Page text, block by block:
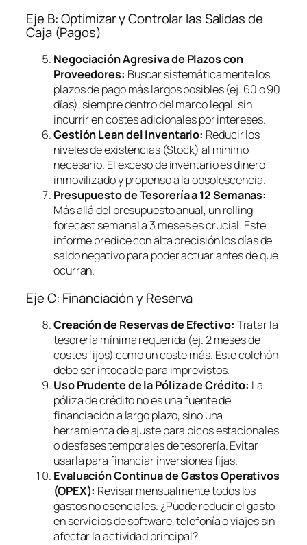
Eje B: Optimizar y Controlar las Salidas de
Caja (Pagos)
Negociación Agresiva de Plazos con
Proveedores: Buscar sistemáticamente los
plazos de pago más largos posibles (ej. 60 o 90
días), siempre dentro del marco legal, sin
incurrir en costes adicionales por intereses.
Gestión Lean del Inventario: Reducir los
niveles de existencias (Stock) al mínimo
necesario. El exceso de inventario es dinero
inmovilizado y propenso a la obsolescencia.
Presupuesto de Tesorería a 12 Semanas:
Más allá del presupuesto anual, unrolling
forecastsemanal a 3 meses es crucial. Este
informe predice con alta precisión los días de
saldo negativo para poder actuar antes de que
ocurran.
Eje C: Financiación y Reserva
Creación de Reservas de Efectivo: Tratar la
tesorería mínima requerida (ej. 2 meses de
costes fijos) como un coste más. Este colchón
debe ser intocable para imprevistos.
Uso Prudente de la Póliza de Crédito: La
póliza de crédito no es una fuente de
financiación a largo plazo, sino una
herramienta de ajuste para picos estacionales
o desfases temporales de tesorería. Evitar
usarla para financiar inversiones fijas.
Evaluación Continua de Gastos Operativos
(OPEX): Revisar mensualmente todos los
gastos no esenciales. ¿Puede reducir el gasto
en servicios desoftware, telefonía o viajes sin
afectar la actividad principal?